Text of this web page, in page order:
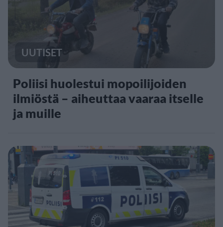
UUTISET
Poliisi huolestui mopoilijoiden
ilmiöstä – aiheuttaa vaaraa itselle
ja muille